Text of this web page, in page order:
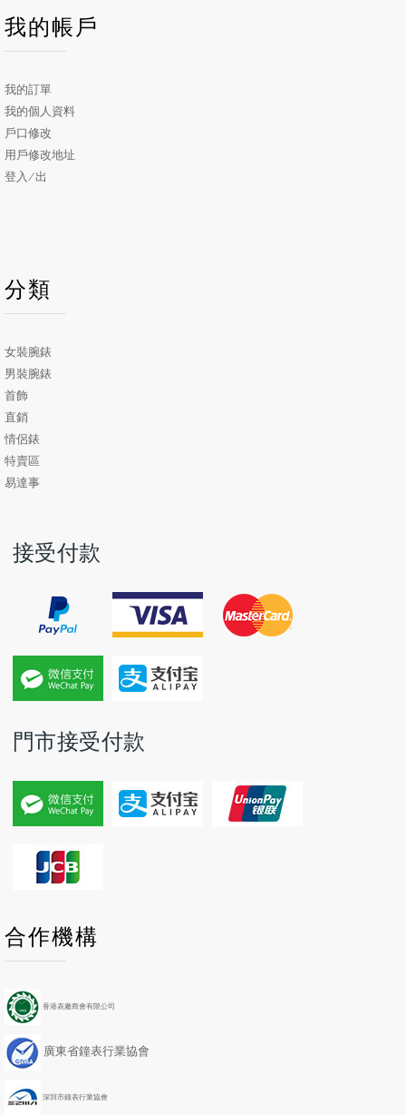
我的帳戶
我的訂單
我的個人資料
戶口修改
用戶修改地址
登入/出
分類
女裝腕錶
男裝腕錶
首飾
直銷
情侶錶
特賣區
易達事
接受付款
門市接受付款
合作機構
香港表廠商會有限公司
廣東省鐘表行業協會
深圳市鐘表行業協會
r
e
o
s
a
r
e
i
o
u
s
M
o
n
N
e
x
Y
e
a
r
N
e
x